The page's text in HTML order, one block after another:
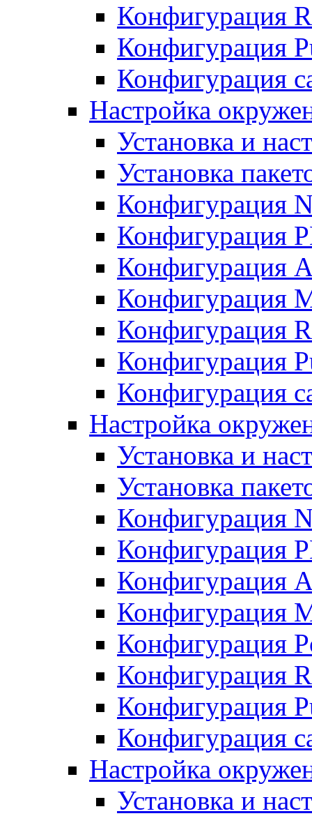
Конфигурация
Конфигурация
Конфигурация
Настройка
Установка и
Установка
Конфигурация
Конфигурация
Конфигурация
Конфигурация
Конфигурация
Конфигурация
Конфигурация
Настройка
Установка и
Установка
Конфигурация
Конфигурация
Конфигурация
Конфигурация
Конфигурация
Конфигурация
Конфигурация
Конфигурация
Настройка
Установка и